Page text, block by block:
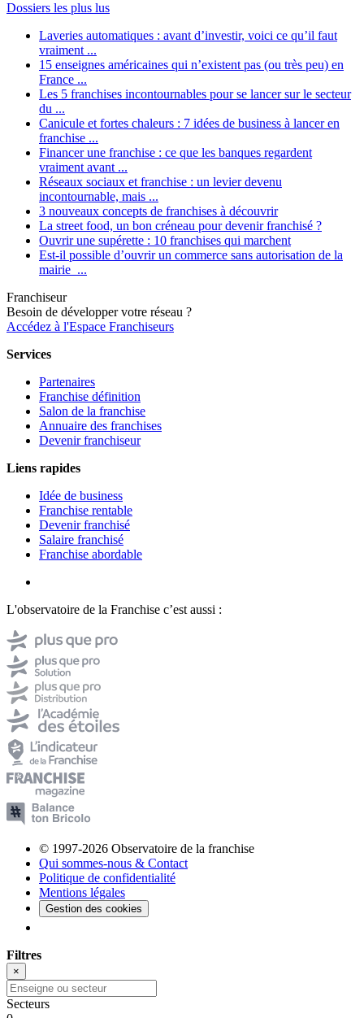
Dossiers les plus lus
Laveries automatiques : avant d’investir, voici ce qu’il faut
vraiment ...
15 enseignes américaines qui n’existent pas (ou très peu) en
France ...
Les 5 franchises incontournables pour se lancer sur le secteur
du ...
Canicule et fortes chaleurs : 7 idées de business à lancer en
franchise ...
Financer une franchise : ce que les banques regardent
vraiment avant ...
Réseaux sociaux et franchise : un levier devenu
incontournable, mais ...
3 nouveaux concepts de franchises à découvrir
La street food, un bon créneau pour devenir franchisé ?
Ouvrir une supérette : 10 franchises qui marchent
Est-il possible d’ouvrir un commerce sans autorisation de la
mairie ...
Franchiseur
Besoin de développer votre réseau ?
Accédez à l'Espace Franchiseurs
Services
Partenaires
Franchise définition
Salon de la franchise
Annuaire des franchises
Devenir franchiseur
Liens rapides
Idée de business
Franchise rentable
Devenir franchisé
Salaire franchisé
Franchise abordable
L'observatoire de la Franchise c’est aussi :
© 1997-2026 Observatoire de la franchise
Qui sommes-nous & Contact
Politique de confidentialité
Mentions légales
Gestion des cookies
Filtres
×
Secteurs